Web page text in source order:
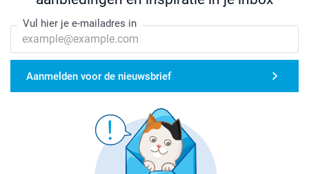
Vul hier je e-mailadres in
Aanmelden voor de nieuwsbrief